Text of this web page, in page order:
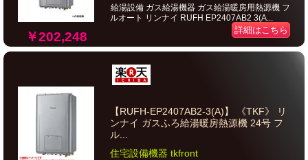
￥202,248
給湯設備 ガス給湯機器 ガス給湯暖房用熱源機 フ
ルオート リンナイ RUFH EP2407AB2 3(A...
詳細はこちら
【RUFH-EP2407AB2-3(A)】 《TKF》 リ
ンナイ ガスふろ給湯暖房熱源機 24号 フ
ル...
住宅設備機器 tkfront